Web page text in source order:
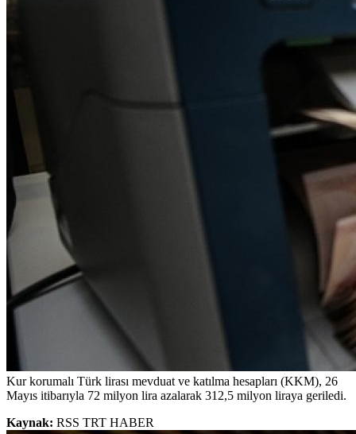
Kur korumalı Türk lirası mevduat ve katılma hesapları (KKM), 26
Mayıs itibarıyla 72 milyon lira azalarak 312,5 milyon liraya geriledi.
Kaynak: RSS TRT HABER